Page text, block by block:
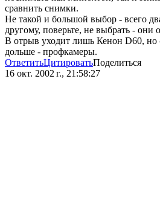
сравнить снимки.
Не такой и большой выбор - всего
другому, поверьте, не выбрать -
В отрыв уходит лишь Кенон D60, но
дольше - профкамеры.
ОтветитьЦитироватьПоделиться
16 окт. 2002 г., 21:58:27